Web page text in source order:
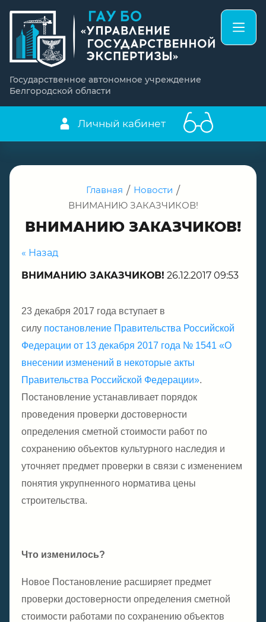
Государственное автономное учреждение
Белгородской области
Личный кабинет
Главная / Новости /
ВНИМАНИЮ ЗАКАЗЧИКОВ!
ВНИМАНИЮ ЗАКАЗЧИКОВ!
« Назад
ВНИМАНИЮ ЗАКАЗЧИКОВ! 26.12.2017 09:53
23 декабря 2017 года вступает в
силу постановление Правительства Российской
Федерации от 13 декабря 2017 года № 1541 «О
внесении изменений в некоторые акты
Правительства Российской Федерации».
Постановление устанавливает порядок
проведения проверки достоверности
определения сметной стоимости работ по
сохранению объектов культурного наследия и
уточняет предмет проверки в связи с изменением
понятия укрупненного норматива цены
строительства.
Что изменилось?
Новое Постановление расширяет предмет
проверки достоверности определения сметной
стоимости работами по сохранению объектов